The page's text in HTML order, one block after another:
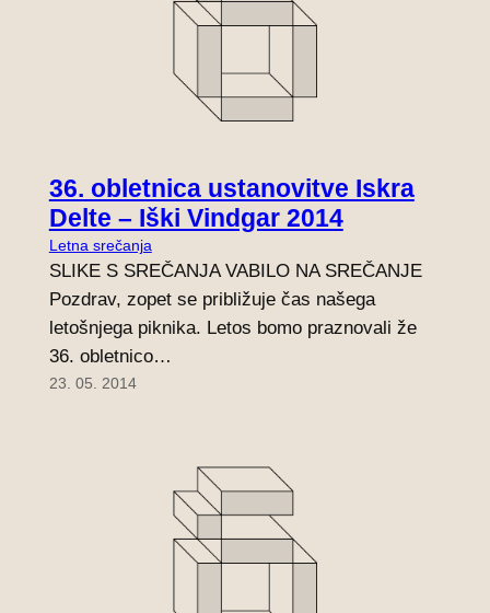
36. obletnica ustanovitve Iskra
Delte – Iški Vindgar 2014
Letna srečanja
SLIKE S SREČANJA VABILO NA SREČANJE
Pozdrav, zopet se približuje čas našega
letošnjega piknika. Letos bomo praznovali že
36. obletnico…
23. 05. 2014